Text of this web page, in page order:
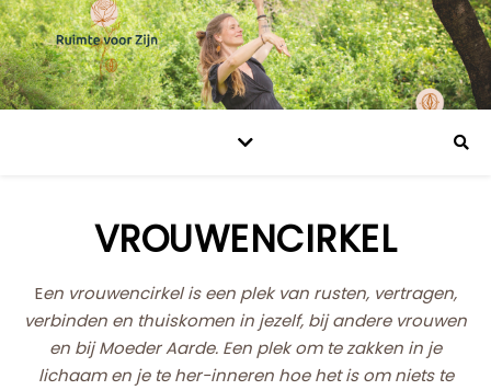
VROUWENCIRKEL
Een vrouwencirkel is een plek van rusten, vertragen,
verbinden en thuiskomen in jezelf, bij andere vrouwen
en bij Moeder Aarde. Een plek om te zakken in je
lichaam en je te her-inneren hoe het is om niets te